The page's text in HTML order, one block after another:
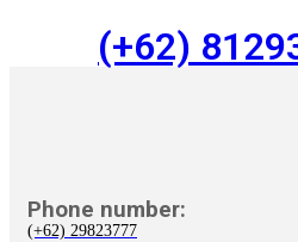
(+62)
Phone number:
(+62) 29823777